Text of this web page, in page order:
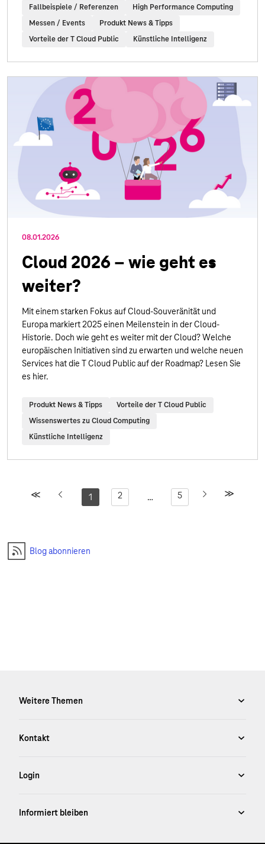
Fallbeispiele / Referenzen
High Performance Computing
Messen / Events
Produkt News & Tipps
Vorteile der T Cloud Public
Künstliche Intelligenz
08.01.2026
Cloud 2026 – wie geht es
weiter?
Mit einem starken Fokus auf Cloud-Souveränität und
Europa markiert 2025 einen Meilenstein in der Cloud-
Historie. Doch wie geht es weiter mit der Cloud? Welche
europäischen Initiativen sind zu erwarten und welche neuen
Services hat die T Cloud Public auf der Roadmap? Lesen Sie
es hier.
Produkt News & Tipps
Vorteile der T Cloud Public
Wissenswertes zu Cloud Computing
Künstliche Intelligenz
1 2 … 5
Blog abonnieren